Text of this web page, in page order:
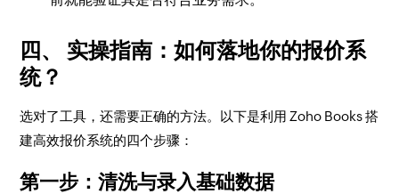
四、 实操指南：如何落地你的报价系
统？
选对了工具，还需要正确的方法。以下是利用 Zoho Books 搭
建高效报价系统的四个步骤：
第一步：清洗与录入基础数据